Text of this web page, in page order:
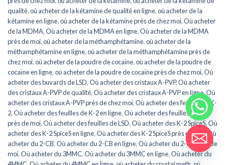
qualité,où acheter de la kétamine de qualité en ligne,où acheter de la
kétamine en ligne,où acheter de la kétamine près de chez moi,Où acheter
de la MDMA,Où acheter de la MDMA en ligne,Où acheter de la MDMA
près de moi,où acheter de la méthamphétamine,où acheter de la
méthamphétamine en ligne,où acheter de la méthamphétamine près de
chez moi,où acheter de la poudre de cocaïne,où acheter de la poudre de
cocaïne en ligne,où acheter de la poudre de cocaïne près de chez moi,Où
acheter des buvards de LSD,Où acheter des cristaux A-PVP,Où acheter
des cristaux A-PVP de qualité,Où acheter des cristaux A-PVP en ligne,Où
acheter des cristaux A-PVP près de chez moi,Où acheter des feuilles de K-
2,Où acheter des feuilles de K-2 en ligne,Où acheter des feuilles de K-2
près de moi,Où acheter des feuilles de LSD,Où acheter des K-2 SpiceS,Où
acheter des K-2 SpiceS en ligne,Où acheter des K-2 SpiceS près de moi, Où
acheter du 2-CB,Où acheter du 2-CB en ligne,Où acheter du 2-CB près de
moi,Où acheter du 3MMC,Où acheter du 3MMC en ligne,Où acheter du